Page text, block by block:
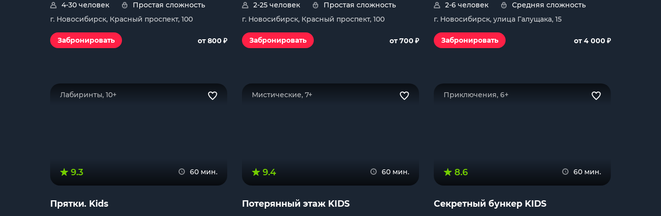
4-30 человек
Простая сложность
г. Новосибирск, Красный проспект, 100
Забронировать от 800 ₽
2-25 человек
Простая сложность
г. Новосибирск, Красный проспект, 100
Забронировать от 700 ₽
2-6 человек
Средняя сложность
г. Новосибирск, улица Галущака, 15
Забронировать от 4 000 ₽
Лабиринты, 10+
9.3 60 мин.
Прятки. Kids
Мистические, 7+
9.4 60 мин.
Потерянный этаж KIDS
Приключения, 6+
8.6 60 мин.
Секретный бункер KIDS